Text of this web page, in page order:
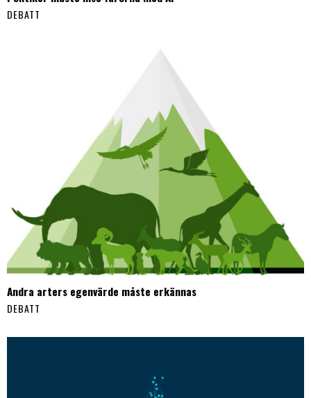
DEBATT
Andra arters egenvärde måste erkännas
DEBATT